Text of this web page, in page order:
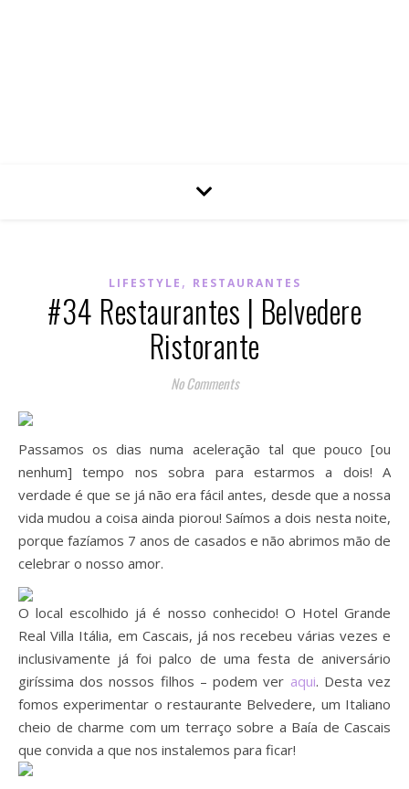
LIFESTYLE , RESTAURANTES
#34 Restaurantes | Belvedere
Ristorante
No Comments
Passamos os dias numa aceleração tal que pouco [ou
nenhum] tempo nos sobra para estarmos a dois! A
verdade é que se já não era fácil antes, desde que a nossa
vida mudou a coisa ainda piorou! Saímos a dois nesta noite,
porque fazíamos 7 anos de casados e não abrimos mão de
celebrar o nosso amor.
O local escolhido já é nosso conhecido! O Hotel Grande
Real Villa Itália, em Cascais, já nos recebeu várias vezes e
inclusivamente já foi palco de uma festa de aniversário
giríssima dos nossos filhos – podem ver aqui. Desta vez
fomos experimentar o restaurante Belvedere, um Italiano
cheio de charme com um terraço sobre a Baía de Cascais
que convida a que nos instalemos para ficar!